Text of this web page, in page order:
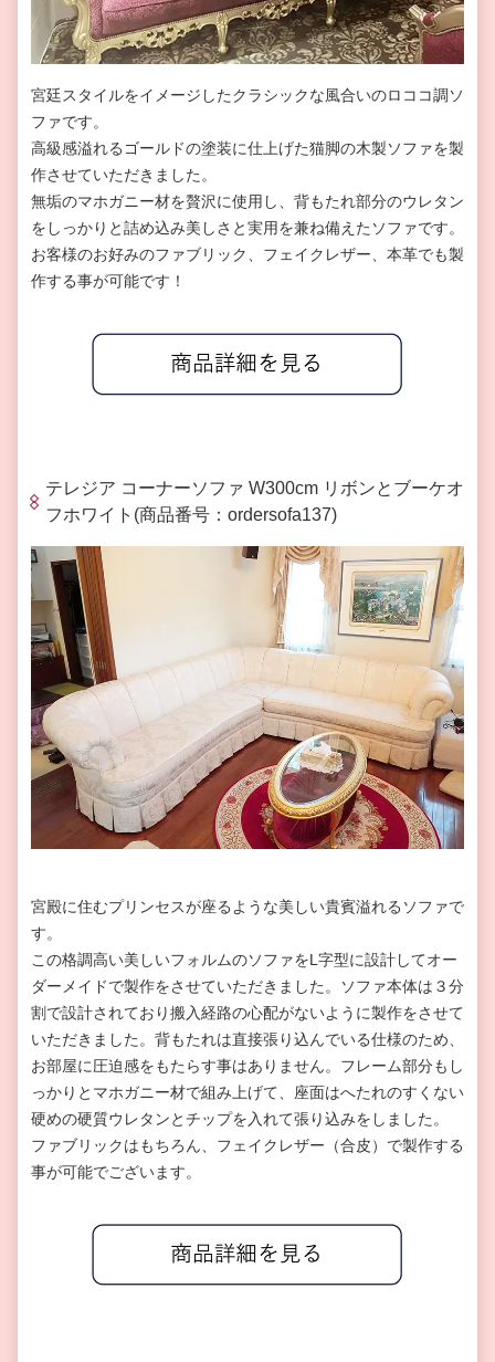
宮廷スタイルをイメージしたクラシックな風合いのロココ調ソ
ファです。
高級感溢れるゴールドの塗装に仕上げた猫脚の木製ソファを製
作させていただきました。
無垢のマホガニー材を贅沢に使用し、背もたれ部分のウレタン
をしっかりと詰め込み美しさと実用を兼ね備えたソファです。
お客様のお好みのファブリック、フェイクレザー、本革でも製
作する事が可能です！
テレジア コーナーソファ W300cm リボンとブーケオ
フホワイト (商品番号： ordersofa137)
宮殿に住むプリンセスが座るような美しい貴賓溢れるソファで
す。
この格調高い美しいフォルムのソファをL字型に設計してオー
ダーメイドで製作をさせていただきました。ソファ本体は３分
割で設計されており搬入経路の心配がないように製作をさせて
いただきました。背もたれは直接張り込んでいる仕様のため、
お部屋に圧迫感をもたらす事はありません。フレーム部分もし
っかりとマホガニー材で組み上げて、座面はへたれのすくない
硬めの硬質ウレタンとチップを入れて張り込みをしました。
ファブリックはもちろん、フェイクレザー（合皮）で製作する
事が可能でございます。